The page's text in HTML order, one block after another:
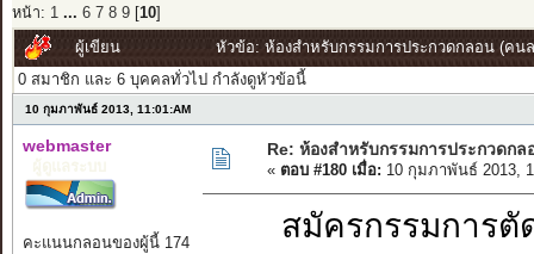
หน้า: 1 ... 6 7 8 9[ 10]
ผู้เขียน
หัวข้อ: ห้องสำหรับกรรมการประกวดกลอน (คน
0 สมาชิก และ 6 บุคคลทั่วไป กำลังดูหัวข้อนี้
10 กุมภาพันธ์ 2013, 11:01:AM
webmaster
คะแนนกลอนของผู้นี้ 174
Re: ห้องสำหรับกรรมการประกวดก
« ตอบ #180 เมื่อ: 10 กุมภาพันธ์ 2013,
สมัครกรรมการตั